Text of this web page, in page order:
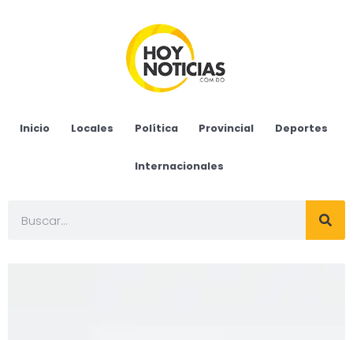
Inicio Locales Política Provincial Deportes
Internacionales